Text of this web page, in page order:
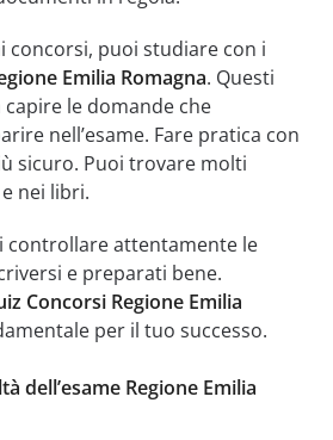
concorsi, puoi studiare con i
Emilia Romagna. Questi
le domande che
nell’esame. Fare pratica con
sicuro. Puoi trovare molti
nei libri.
controllare attentamente le
e preparati bene.
Concorsi Regione Emilia
per il tuo successo.
dell’esame Regione Emilia